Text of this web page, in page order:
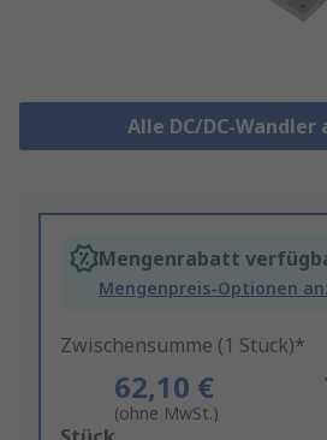
Alle DC/DC-Wandler
Mengenrabatt
Mengenpreis-Optionen
Zwischensumme (1 Stück)*
62,10 €
(ohne MwSt.)